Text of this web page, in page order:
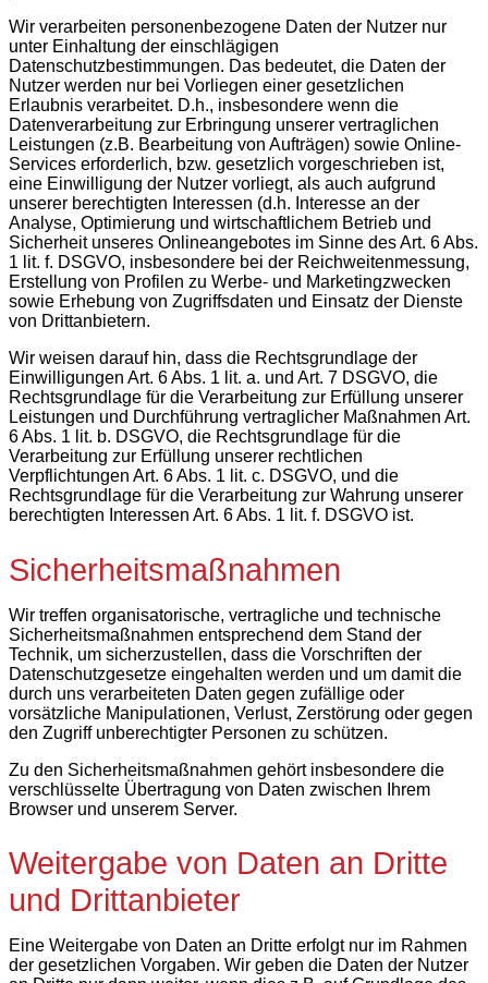
Wir verarbeiten personenbezogene Daten der Nutzer nur
unter Einhaltung der einschlägigen
Datenschutzbestimmungen. Das bedeutet, die Daten der
Nutzer werden nur bei Vorliegen einer gesetzlichen
Erlaubnis verarbeitet. D.h., insbesondere wenn die
Datenverarbeitung zur Erbringung unserer vertraglichen
Leistungen (z.B. Bearbeitung von Aufträgen) sowie Online-
Services erforderlich, bzw. gesetzlich vorgeschrieben ist,
eine Einwilligung der Nutzer vorliegt, als auch aufgrund
unserer berechtigten Interessen (d.h. Interesse an der
Analyse, Optimierung und wirtschaftlichem Betrieb und
Sicherheit unseres Onlineangebotes im Sinne des Art. 6 Abs.
1 lit. f. DSGVO, insbesondere bei der Reichweitenmessung,
Erstellung von Profilen zu Werbe- und Marketingzwecken
sowie Erhebung von Zugriffsdaten und Einsatz der Dienste
von Drittanbietern.
Wir weisen darauf hin, dass die Rechtsgrundlage der
Einwilligungen Art. 6 Abs. 1 lit. a. und Art. 7 DSGVO, die
Rechtsgrundlage für die Verarbeitung zur Erfüllung unserer
Leistungen und Durchführung vertraglicher Maßnahmen Art.
6 Abs. 1 lit. b. DSGVO, die Rechtsgrundlage für die
Verarbeitung zur Erfüllung unserer rechtlichen
Verpflichtungen Art. 6 Abs. 1 lit. c. DSGVO, und die
Rechtsgrundlage für die Verarbeitung zur Wahrung unserer
berechtigten Interessen Art. 6 Abs. 1 lit. f. DSGVO ist.
Sicherheitsmaßnahmen
Wir treffen organisatorische, vertragliche und technische
Sicherheitsmaßnahmen entsprechend dem Stand der
Technik, um sicherzustellen, dass die Vorschriften der
Datenschutzgesetze eingehalten werden und um damit die
durch uns verarbeiteten Daten gegen zufällige oder
vorsätzliche Manipulationen, Verlust, Zerstörung oder gegen
den Zugriff unberechtigter Personen zu schützen.
Zu den Sicherheitsmaßnahmen gehört insbesondere die
verschlüsselte Übertragung von Daten zwischen Ihrem
Browser und unserem Server.
Weitergabe von Daten an Dritte
und Drittanbieter
Eine Weitergabe von Daten an Dritte erfolgt nur im Rahmen
der gesetzlichen Vorgaben. Wir geben die Daten der Nutzer